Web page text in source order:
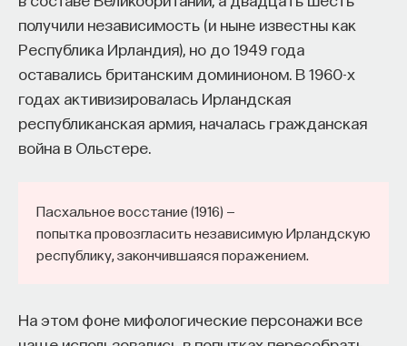
получили независимость (и ныне известны как
Республика Ирландия), но до 1949 года
оставались британским доминионом. В 1960-х
годах активизировалась Ирландская
республиканская армия, началась гражданская
война в Ольстере.
Пасхальное восстание (1916) —
попытка провозгласить независимую Ирландскую
республику, закончившаяся поражением.
На этом фоне мифологические персонажи все